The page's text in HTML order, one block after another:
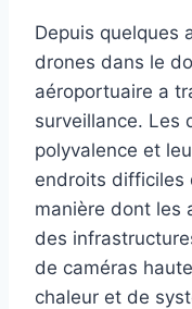
Depuis quelques
drones dans le
aéroportuaire a
surveillance. Les
polyvalence et
endroits difficiles
manière dont les
des
de caméras
chaleur et de